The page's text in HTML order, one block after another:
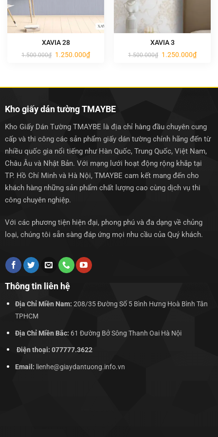
XAVIA 28
1.500.000₫ Giá
gốc
1.250.000₫Giá
hiện
XAVIA 3
1.500.000₫ Giá
gốc
1.250.000₫Giá
hiện
Kho giấy dán tường TMAYBE
Kho Giấy Dán Tường TMAYBE là địa chỉ hàng đầu chuyên cung
cấp và thi công các sản phẩm giấy dán tường chính hãng đến từ
nhiều quốc gia nổi tiếng như Hàn Quốc, Trung Quốc, Việt Nam,
Châu Âu và Nhật Bản. Với mạng lưới hoạt động rộng khắp tại
TP. Hồ Chí Minh và Hà Nội, TMAYBE cam kết mang đến cho
khách hàng những sản phẩm chất lượng cao cùng dịch vụ thi
công chuyên nghiệp.
Với các phương tiện hiện đại, phong phú và đa dạng về chủng
loại, chúng tôi sẵn sàng đáp ứng mọi nhu cầu của Quý khách.
Thông tin liên hệ
Địa Chỉ Miền Nam: 208/35 Đường Số 5 Bình Hưng Hoà Bình Tân
TPHCM
Địa Chỉ Miền Bắc: 61 Đường Bở Sông Thanh Oai Hà Nội
Điện thoại: 077777.3622
Email: lienhe@giaydantuong.info.vn